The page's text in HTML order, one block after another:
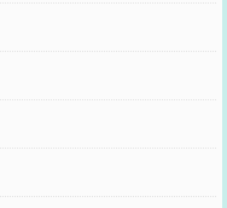
我是他亲人的？”警察将
特殊备注，我猜你们关系
看热闹的心态：“你男朋
但他仍旧决定痛改前非，